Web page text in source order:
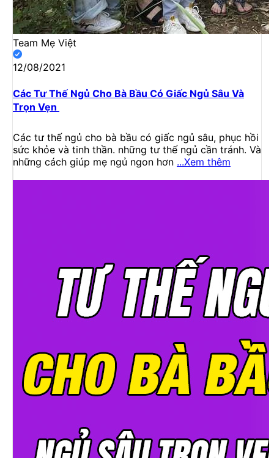
Team Mẹ Việt
12/08/2021
Các Tư Thế Ngủ Cho Bà Bầu Có Giấc Ngủ Sâu Và
Trọn Vẹn
Các tư thế ngủ cho bà bầu có giấc ngủ sâu, phục hồi
sức khỏe và tinh thần. những tư thế ngủ cần tránh. Và
những cách giúp mẹ ngủ ngon hơn ...Xem thêm